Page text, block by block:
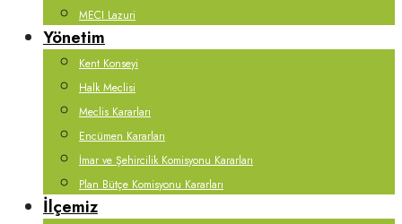
MECI Lazuri
Yönetim
Kent Konseyi
Halk Meclisi
Meclis Kararları
Encümen Kararları
İmar ve Şehircilik Komisyonu Kararları
Plan Bütçe Komisyonu Kararları
İlçemiz